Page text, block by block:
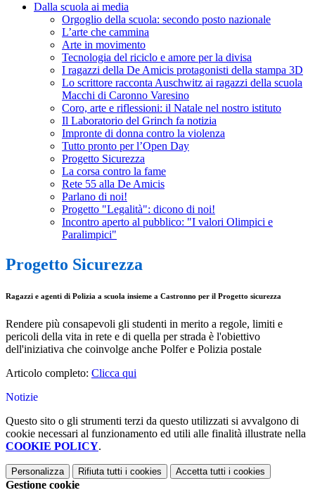
Dalla scuola ai media
Orgoglio della scuola: secondo posto nazionale
L’arte che cammina
Arte in movimento
Tecnologia del riciclo e amore per la divisa
I ragazzi della De Amicis protagonisti della stampa 3D
Lo scrittore racconta Auschwitz ai ragazzi della scuola
Macchi di Caronno Varesino
Coro, arte e riflessioni: il Natale nel nostro istituto
Il Laboratorio del Grinch fa notizia
Impronte di donna contro la violenza
Tutto pronto per l’Open Day
Progetto Sicurezza
La corsa contro la fame
Rete 55 alla De Amicis
Parlano di noi!
Progetto "Legalità": dicono di noi!
Incontro aperto al pubblico: "I valori Olimpici e
Paralimpici"
Progetto Sicurezza
Ragazzi e agenti di Polizia a scuola insieme a Castronno per il Progetto sicurezza
Rendere più consapevoli gli studenti in merito a regole, limiti e
pericoli della vita in rete e di quella per strada è l'obiettivo
dell'iniziativa che coinvolge anche Polfer e Polizia postale
Articolo completo: Clicca qui
Notizie
Questo sito o gli strumenti terzi da questo utilizzati si avvalgono di
cookie necessari al funzionamento ed utili alle finalità illustrate nella
COOKIE POLICY.
Personalizza Rifiuta tutti i cookies Accetta tutti i cookies
Gestione cookie